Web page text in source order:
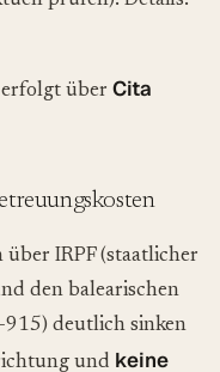
über Cita
IRPF (staatlicher
den balearischen
deutlich sinken
und keine